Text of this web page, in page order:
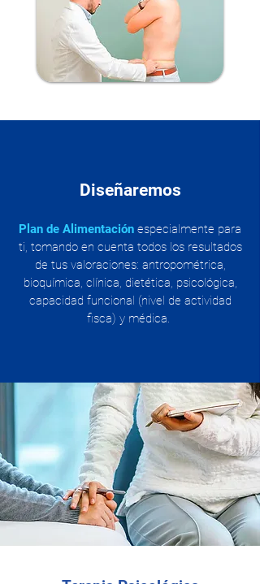
Diseñaremos
Plan de Alimentación especialmente para
ti, tomando en cuenta todos los resultados
de tus valoraciones: antropométrica,
bioquímica, clínica, dietética, psicológica,
capacidad funcional (nivel de actividad
fisca) y médica.